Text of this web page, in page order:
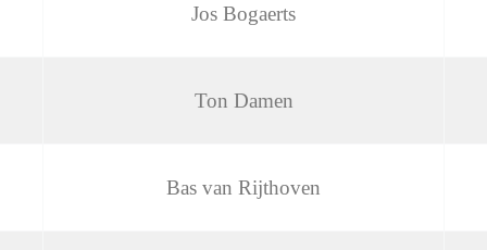
Jos Bogaerts
Ton Damen
Bas van Rijthoven